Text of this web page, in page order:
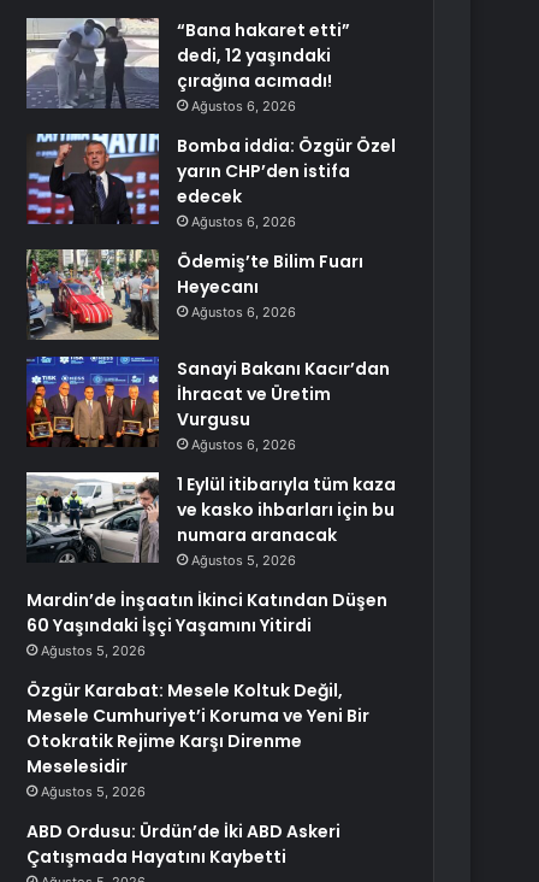
“Bana hakaret etti”
dedi, 12 yaşındaki
çırağına acımadı!
Ağustos 6, 2026
Bomba iddia: Özgür Özel
yarın CHP’den istifa
edecek
Ağustos 6, 2026
Ödemiş’te Bilim Fuarı
Heyecanı
Ağustos 6, 2026
Sanayi Bakanı Kacır’dan
İhracat ve Üretim
Vurgusu
Ağustos 6, 2026
1 Eylül itibarıyla tüm kaza
ve kasko ihbarları için bu
numara aranacak
Ağustos 5, 2026
Mardin’de İnşaatın İkinci Katından Düşen
60 Yaşındaki İşçi Yaşamını Yitirdi
Ağustos 5, 2026
Özgür Karabat: Mesele Koltuk Değil,
Mesele Cumhuriyet’i Koruma ve Yeni Bir
Otokratik Rejime Karşı Direnme
Meselesidir
Ağustos 5, 2026
ABD Ordusu: Ürdün’de İki ABD Askeri
Çatışmada Hayatını Kaybetti